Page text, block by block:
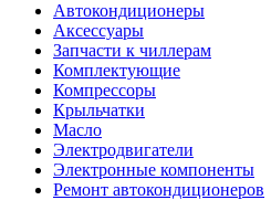
Автокондиционеры
Аксессуары
Запчасти к чиллерам
Комплектующие
Компрессоры
Крыльчатки
Масло
Электродвигатели
Электронные компоненты
Ремонт автокондиционеров